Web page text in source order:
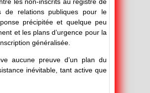
de relations publiques pour le
précipitée et quelque peu
et les plans d’urgence pour la
généralisée.
aucune preuve d’un plan du
inévitable, tant active que